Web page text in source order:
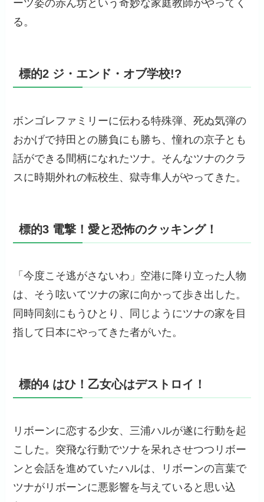
ーツ姿の赤ん坊という奇妙な家庭教師がやってく
る。
標的2 ジ・エンド・オブ学校!?
ボンゴレファミリーに伝わる特殊弾、死ぬ気弾の
おかげで持田との勝負にも勝ち、憧れの京子とも
話ができる間柄になれたツナ。そんなツナのクラ
スに時期外れの転校生、獄寺隼人がやってきた。
標的3 電撃！愛と恐怖のクッキング！
「今度こそ逃がさないわ」空港に降り立った人物
は、そう呟いてツナの家に向かって歩き出した。
同時同刻にもうひとり、同じようにツナの家を目
指して日本にやってきた者がいた。
標的4 はひ！乙女心はデストロイ！
リボーンに恋する少女、三浦ハルが遂に行動を起
こした。突飛な行動でツナを呆れさせつつリボー
ンと会話を進めていたハルは、リボーンの言葉で
ツナがリボーンに悪影響を与えていると思い込